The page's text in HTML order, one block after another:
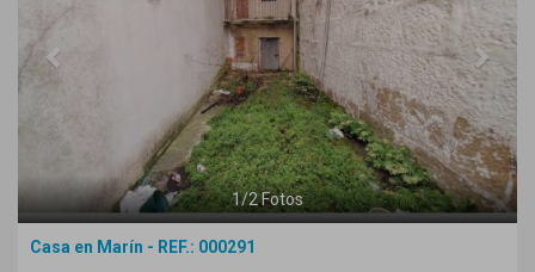
1/2Fotos
Casa en Marín - REF.: 000291